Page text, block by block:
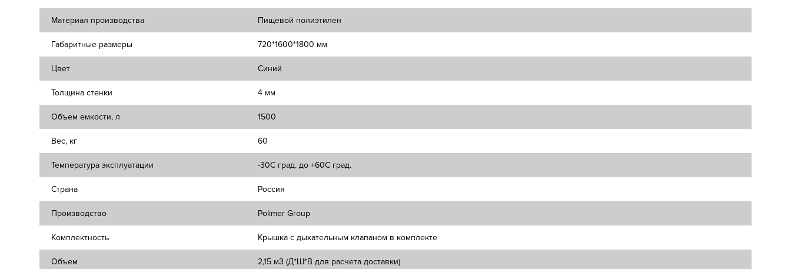
Материал производства Пищевой полиэтилен
Габаритные размеры 720*1600*1800 мм
Цвет Синий
Толщина стенки 4 мм
Объем емкости, л 1500
Вес, кг 60
Температура эксплуатации -30C град. до +60C град.
Страна Россия
Производство Polimer Group
Комплектность Крышка с дыхательным клапаном в комплекте
Объем 2,15 м3 (Д*Ш*В для расчета доставки)